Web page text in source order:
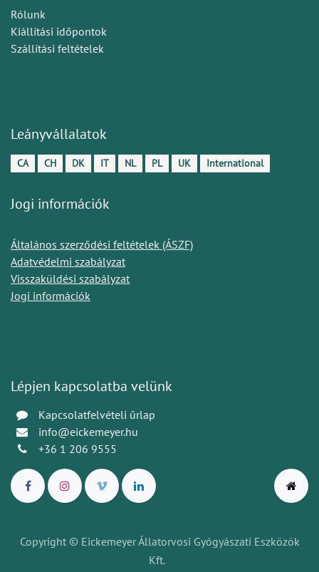
Rólunk
Kiállítási időpontok
Szállítási feltételek
Leányvállalatok
CA CH DK IT NL PL UK International
Jogi információk
Általános szerződési feltételek (ÁSZF)
Adatvédelmi szabályzat
Visszaküldési szabályzat
Jogi információk
Lépjen kapcsolatba velünk
Kapcsolatfelvételi űrlap
info@eickemeyer.hu
+36 1 206 9555
Copyright © Eickemeyer Állatorvosi Gyógyászati Eszközök
Kft.